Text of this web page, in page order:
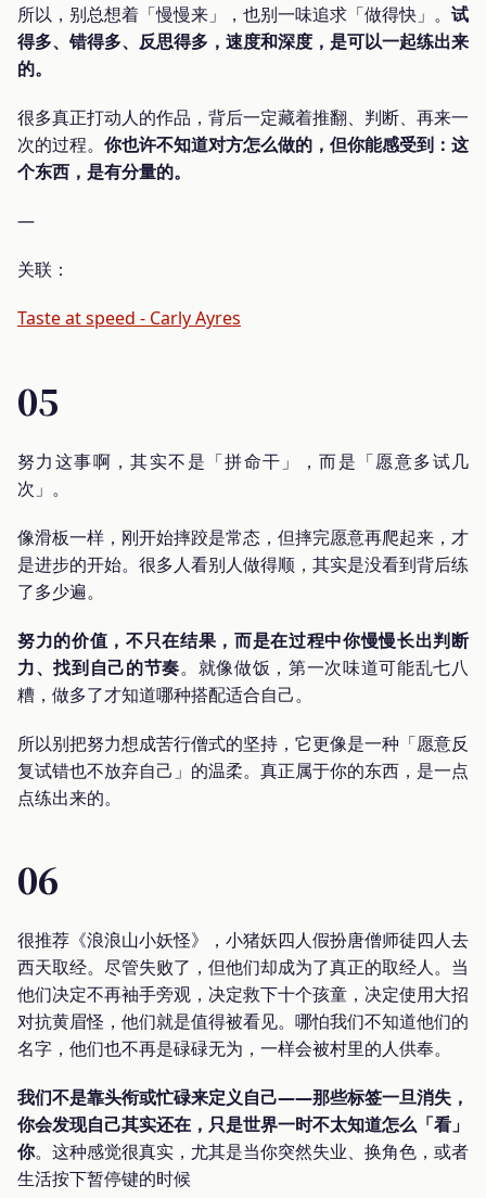
所以，别总想着「慢慢来」，也别一味追求「做得快」。 试
得多、错得多、反思得多，速度和深度，是可以一起练出来
的。
很多真正打动人的作品，背后一定藏着推翻、判断、再来一
次的过程。 你也许不知道对方怎么做的，但你能感受到：这
个东西，是有分量的。
—
关联：
Taste at speed - Carly Ayres
05
努力这事啊，其实不是「拼命干」，而是「愿意多试几
次」。
像滑板一样，刚开始摔跤是常态，但摔完愿意再爬起来，才
是进步的开始。很多人看别人做得顺，其实是没看到背后练
了多少遍。
努力的价值，不只在结果，而是在过程中你慢慢长出判断
力、找到自己的节奏。就像做饭，第一次味道可能乱七八
糟，做多了才知道哪种搭配适合自己。
所以别把努力想成苦行僧式的坚持，它更像是一种「愿意反
复试错也不放弃自己」的温柔。真正属于你的东西，是一点
点练出来的。
06
很推荐《浪浪山小妖怪》，小猪妖四人假扮唐僧师徒四人去
西天取经。尽管失败了，但他们却成为了真正的取经人。当
他们决定不再袖手旁观，决定救下十个孩童，决定使用大招
对抗黄眉怪，他们就是值得被看见。哪怕我们不知道他们的
名字，他们也不再是碌碌无为，一样会被村里的人供奉。
我们不是靠头衔或忙碌来定义自己——那些标签一旦消失，
你会发现自己其实还在，只是世界一时不太知道怎么「看」
你。这种感觉很真实，尤其是当你突然失业、换角色，或者
生活按下暂停键的时候